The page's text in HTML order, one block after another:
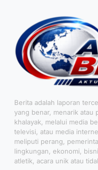
Berita adalah laporan
yang benar, menarik atau
khalayak, melalui media
televisi, atau media
meliputi perang,
lingkungan, ekonomi,
atletik, acara unik atau